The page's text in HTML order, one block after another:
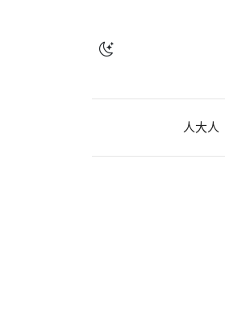
人大人